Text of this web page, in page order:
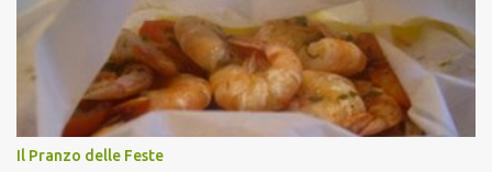
Il Pranzo delle Feste